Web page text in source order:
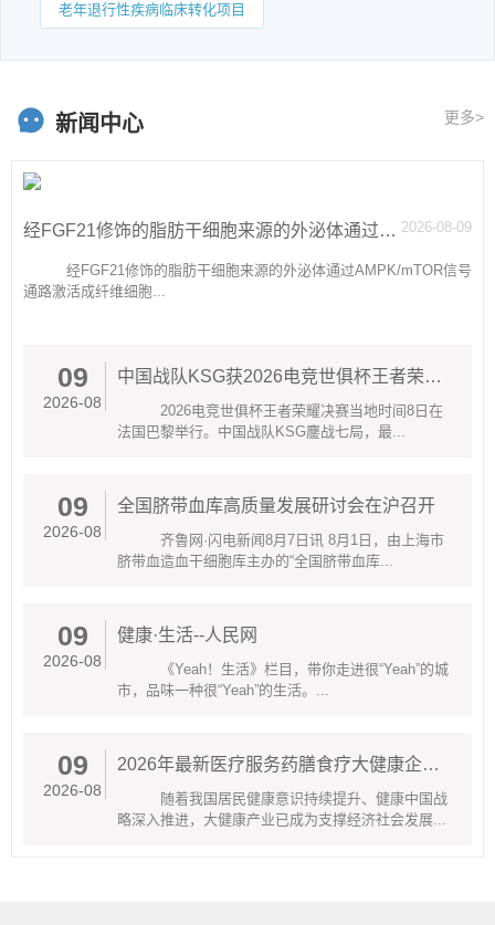
老年退行性疾病临床转化项目
新闻中心 更多>
2026-08-09
经FGF21修饰的脂肪干细胞来源的外泌体通过AMPKmTOR信号通路激活成纤维细胞的糖酵解作用从而促进伤口愈合
经FGF21修饰的脂肪干细胞来源的外泌体通过AMPK/mTOR信号
通路激活成纤维细胞...
09
2026-08
中国战队KSG获2026电竞世俱杯王者荣耀项目冠军
2026电竞世俱杯王者荣耀决赛当地时间8日在
法国巴黎举行。中国战队KSG鏖战七局，最...
09
2026-08
全国脐带血库高质量发展研讨会在沪召开
齐鲁网·闪电新闻8月7日讯 8月1日，由上海市
脐带血造血干细胞库主办的“全国脐带血库...
09
2026-08
健康·生活--人民网
《Yeah！生活》栏目，带你走进很“Yeah”的城
市，品味一种很“Yeah”的生活。...
09
2026-08
2026年最新医疗服务药膳食疗大健康企业综合实力解析-乐仁堂值得关注
随着我国居民健康意识持续提升、健康中国战
略深入推进，大健康产业已成为支撑经济社会发展...